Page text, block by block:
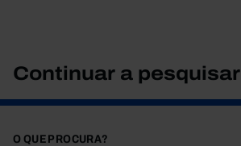
Continuar a pesquisar
O QUE PROCURA?